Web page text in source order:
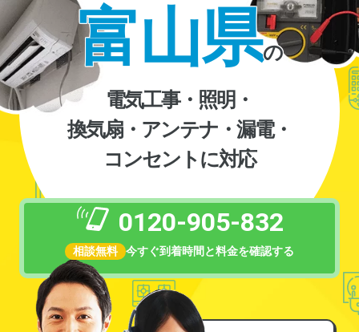
富山県の
電気工事・照明・
換気扇・アンテナ・漏電・
コンセントに対応
0120-905-832
相談無料 今すぐ到着時間と料金を確認する